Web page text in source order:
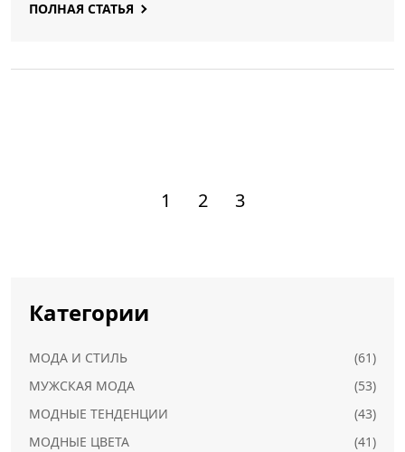
ПОЛНАЯ СТАТЬЯ
1 2 3
Категории
МОДА И СТИЛЬ
(61)
МУЖСКАЯ МОДА
(53)
МОДНЫЕ ТЕНДЕНЦИИ
(43)
МОДНЫЕ ЦВЕТА
(41)